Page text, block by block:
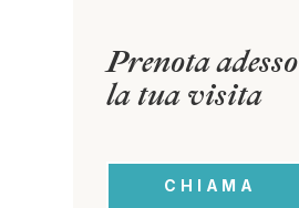
Prenota adesso
la tua visita
CHIAMA